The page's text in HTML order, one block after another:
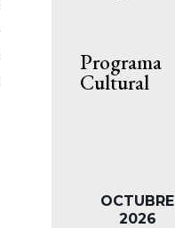
Programa
Cultural
OCTUBRE
2026